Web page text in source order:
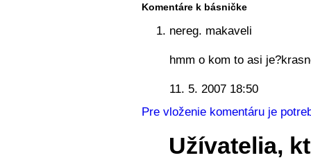
Komentáre k básničke
nereg. makaveli
hmm o kom to asi
11. 5. 2007 18:50
Pre vloženie komentáru je
Užívatelia,